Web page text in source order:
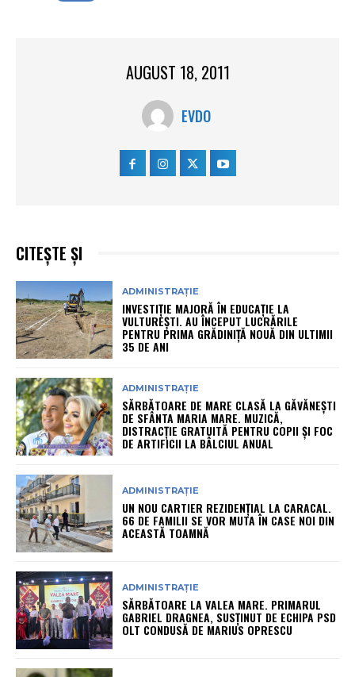
AUGUST 18, 2011
EVDO
CITEȘTE ȘI
ADMINISTRAȚIE
INVESTIȚIE MAJORĂ ÎN EDUCAȚIE LA
VULTUREȘTI. AU ÎNCEPUT LUCRĂRILE
PENTRU PRIMA GRĂDINIȚĂ NOUĂ DIN ULTIMII
35 DE ANI
ADMINISTRAȚIE
SĂRBĂTOARE DE MARE CLASĂ LA GĂVĂNEȘTI
DE SFÂNTA MARIA MARE. MUZICĂ,
DISTRACȚIE GRATUITĂ PENTRU COPII ȘI FOC
DE ARTIFICII LA BÂLCIUL ANUAL
ADMINISTRAȚIE
UN NOU CARTIER REZIDENȚIAL LA CARACAL.
66 DE FAMILII SE VOR MUTA ÎN CASE NOI DIN
ACEASTĂ TOAMNĂ
ADMINISTRAȚIE
SĂRBĂTOARE LA VALEA MARE. PRIMARUL
GABRIEL DRAGNEA, SUSȚINUT DE ECHIPA PSD
OLT CONDUSĂ DE MARIUS OPRESCU